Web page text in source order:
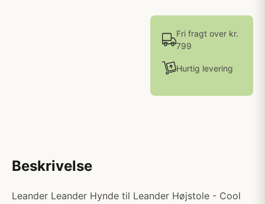
Fri fragt over kr.
799
Hurtig levering
Beskrivelse
Leander Leander Hynde til Leander Højstole - Cool